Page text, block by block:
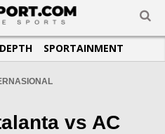
SPORTAINMENT
vs AC